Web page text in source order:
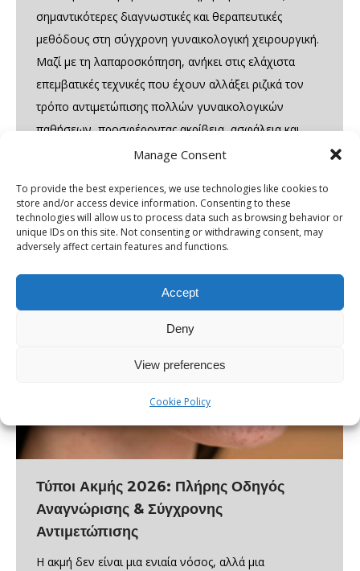
Manage Consent
To provide the best experiences, we use technologies like cookies to
store and/or access device information. Consenting to these
technologies will allow us to process data such as browsing behavior or
unique IDs on this site. Not consenting or withdrawing consent, may
adversely affect certain features and functions.
Accept
Deny
View preferences
Cookie Policy
σημαντικότερες διαγνωστικές και θεραπευτικές
μεθόδους στη σύγχρονη γυναικολογική χειρουργική.
Μαζί με τη λαπαροσκόπηση, ανήκει στις ελάχιστα
επεμβατικές τεχνικές που έχουν αλλάξει ριζικά τον
τρόπο αντιμετώπισης πολλών γυναικολογικών
παθήσεων, προσφέροντας ακρίβεια, ασφάλεια και
ταχεία ανάρρωση. Παρότι και οι δύο μέθοδοι
ουσιαστικά ως προς την ανατομική…
Τύποι Ακμής 2026: Πλήρης Οδηγός
Αναγνώρισης & Σύγχρονης
Αντιμετώπισης
Η ακμή δεν είναι μια ενιαία νόσος, αλλά μια